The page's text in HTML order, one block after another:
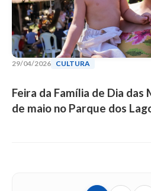
29/04/2026 CULTURA
Feira da Família de Dia das
de maio no Parque dos